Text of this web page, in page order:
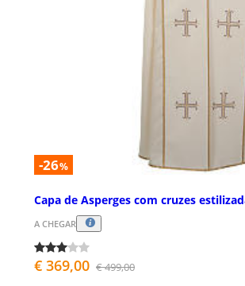
-26%
Capa de Asperges com cruzes
A CHEGAR
€ 369,00 € 499,00